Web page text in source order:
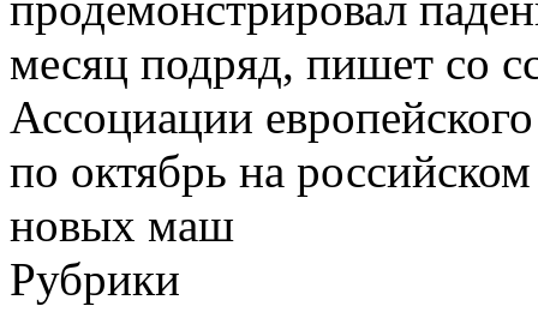
месяц подряд, пишет со
Ассоциации
по октябрь на
новых маш
Рубрики